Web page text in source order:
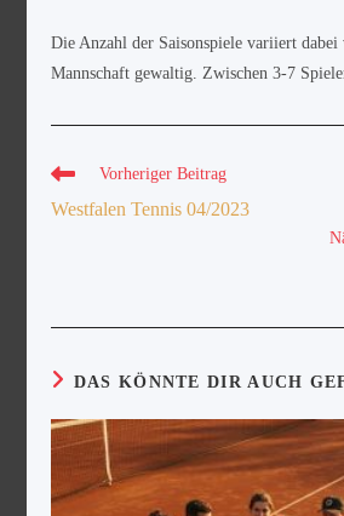
Die Anzahl der Saisonspiele variiert dabei
Mannschaft gewaltig. Zwischen 3-7
Vorheriger Beitrag
Westfalen Tennis 04/2023
DAS KÖNNTE DIR AUCH